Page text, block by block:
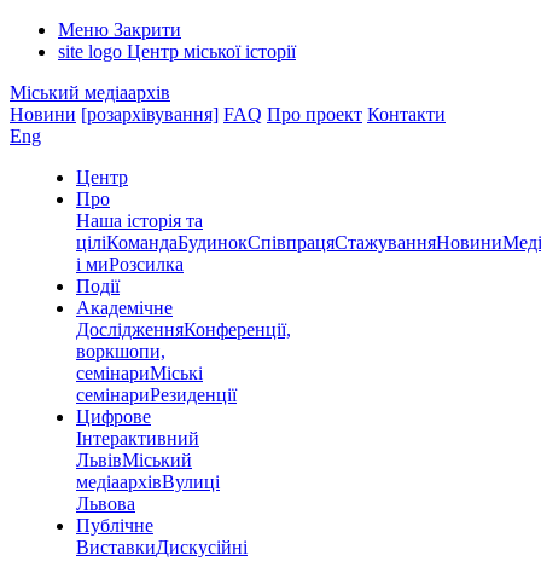
Меню Закрити
site logo Центр міської історії
Міський медіаархів
Новини [розархівування] FAQ Про проект Контакти
Eng
Центр
Про
Наша історія та
ціліКомандаБудинокСпівпрацяСтажуванняНовини
і миРозсилка
Події
Академічне
ДослідженняКонференції,
воркшопи,
семінариМіські
семінариРезиденції
Цифрове
Інтерактивний
ЛьвівМіський
медіаархівВулиці
Львова
Публічне
ВиставкиДискусійні